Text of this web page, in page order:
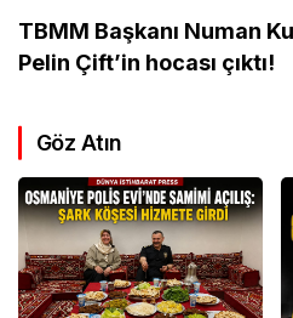
TBMM Başkanı Numan
Pelin Çift’in hocası çıktı!
Göz Atın